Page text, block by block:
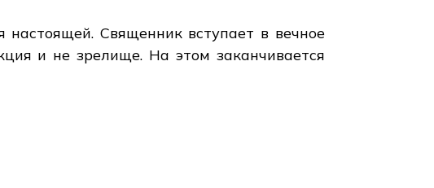
Священник вступает в вечное
и не зрелище. На этом заканчивается